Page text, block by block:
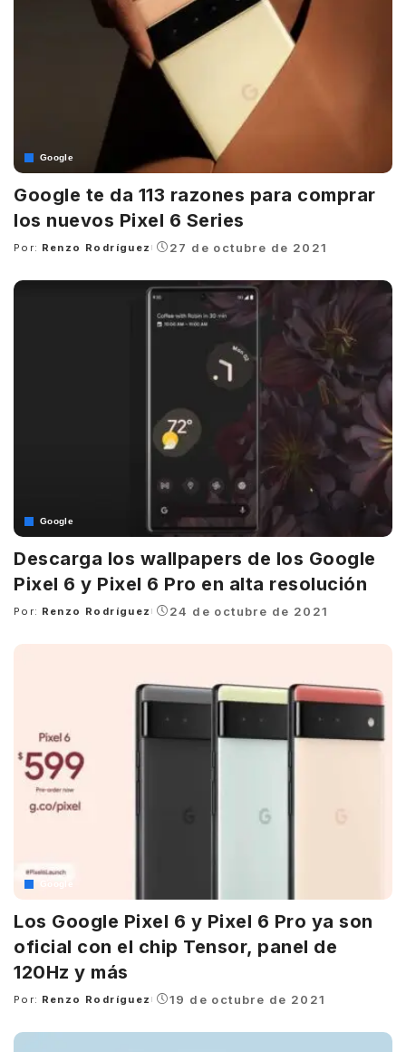
Google
Google te da 113 razones para comprar
los nuevos Pixel 6 Series
Posted
Por: Renzo Rodríguez 27 de octubre de 2021
Google
Descarga los wallpapers de los Google
Pixel 6 y Pixel 6 Pro en alta resolución
Posted
Por: Renzo Rodríguez 24 de octubre de 2021
Los Google Pixel 6 y Pixel 6 Pro ya son
oficial con el chip Tensor, panel de
120Hz y más
Posted
Por: Renzo Rodríguez 19 de octubre de 2021